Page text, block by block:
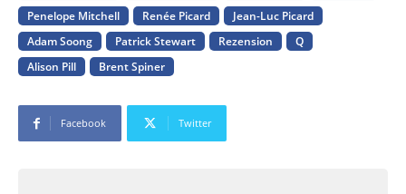
Penelope Mitchell
Renée Picard
Jean-Luc Picard
Adam Soong
Patrick Stewart Rezension
Q
Alison Pill
Brent Spiner
Facebook Twitter